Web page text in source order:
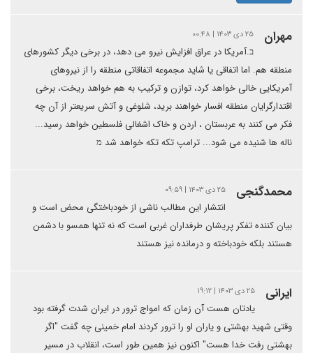
مهران ۲۵ دی ۱۴۰۳ | ۰۰:۴۸
ב.آمریکا در عراق افزایش نیرو می دهد، در برخی دیگر کشورهای
منطقه هم. اما اتفاقی یا شاید مجموعه اتفاقاتی منطقه را از نیروهای
آمریکایی خالی خواهد کرد، توازن و ترکیب به هم خواهد ریخت، برخی
اقتدارگرایان منطقه افسار خواهند برید، شلوغی و آتش سریعتر از آن چه
فکر می کنند به عربستان ، اردن و خاک اشغالی فلسطین خواهد رسید...
ناله ها شنیده می شود... ترامپ تکه تکه خواهد شد מ
محمدگنجی ۲۵ دی ۱۴۰۳ | ۰۹:۵۹
انتشار این مطالب ناشی از خودباختگی محض است و
بیان کننده تفکر پریشان طرفداران غربی است که نه تنها همسو با دشمن
هستند بلکه خودباخته و درمانده نیز هستند
ایرانی ۲۵ دی ۱۴۰۳ | ۱۹:۱۲
یادتان هست آن زمان که امواج ترور در ایران شدت گرفته بود
وقتی شهید بهشتی و یاران او را ترور کردند امام خمینی چه گفت "اگر
بهشتی رفت خدا هست" اکنون نیز همین طور است، انقلاب در مسیر